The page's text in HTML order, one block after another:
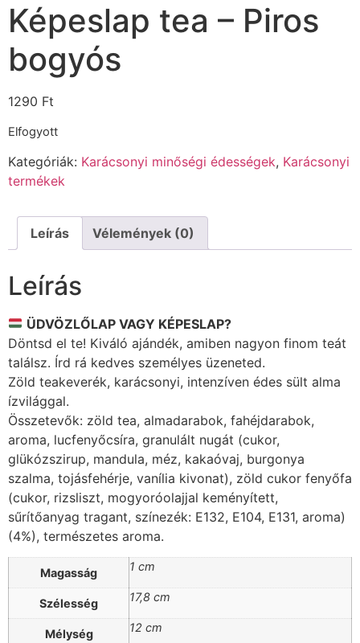
Képeslap tea – Piros
bogyós
1290 Ft
Elfogyott
Kategóriák: Karácsonyi minőségi édességek, Karácsonyi
termékek
Leírás Vélemények (0)
Leírás
ÜDVÖZLŐLAP VAGY KÉPESLAP?
Döntsd el te! Kiváló ajándék, amiben nagyon finom teát
találsz. Írd rá kedves személyes üzeneted.
Zöld teakeverék, karácsonyi, intenzíven édes sült alma
ízvilággal.
Összetevők: zöld tea, almadarabok, fahéjdarabok,
aroma, lucfenyőcsíra, granulált nugát (cukor,
glükózszirup, mandula, méz, kakaóvaj, burgonya
szalma, tojásfehérje, vanília kivonat), zöld cukor fenyőfa
(cukor, rizsliszt, mogyoróolajjal keményített,
sűrítőanyag tragant, színezék: E132, E104, E131, aroma)
(4%), természetes aroma.
Magasság 1 cm
Szélesség 17,8 cm
Mélység 12 cm